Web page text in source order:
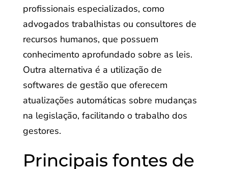
profissionais especializados, como
advogados trabalhistas ou consultores de
recursos humanos, que possuem
conhecimento aprofundado sobre as leis.
Outra alternativa é a utilização de
softwares de gestão que oferecem
atualizações automáticas sobre mudanças
na legislação, facilitando o trabalho dos
gestores.
Principais fontes de